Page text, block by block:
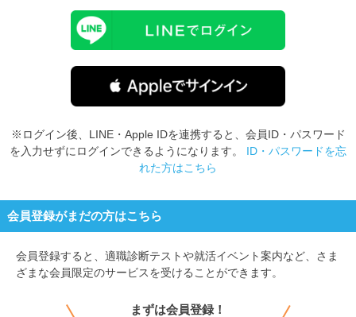
※ログイン後、LINE・Apple IDを連携すると、会員ID・パスワード
を入力せずにログインできるようになります。 ID・パスワードを忘
れた方はこちら
会員登録がまだの方はこちら
会員登録すると、 適職診断テストや就活イベント案内など、さま
ざまな会員限定のサービスを受けることができます。
まずは会員登録！